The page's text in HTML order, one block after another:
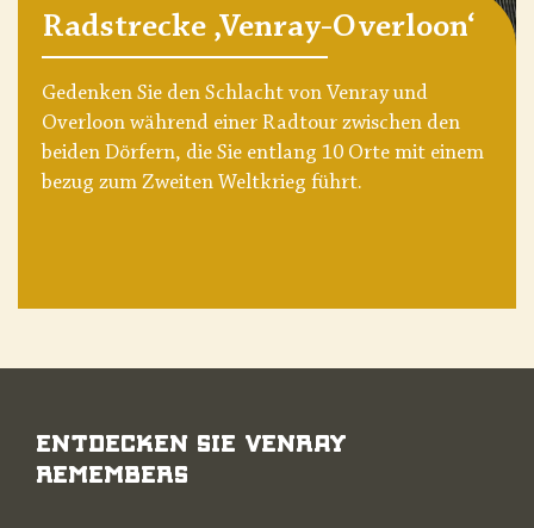
Radstrecke ‚Venray-Overloon‘
Gedenken Sie den Schlacht von Venray und
Overloon während einer Radtour zwischen den
beiden Dörfern, die Sie entlang 10 Orte mit einem
bezug zum Zweiten Weltkrieg führt.
Entdecken Sie Venray
Remembers